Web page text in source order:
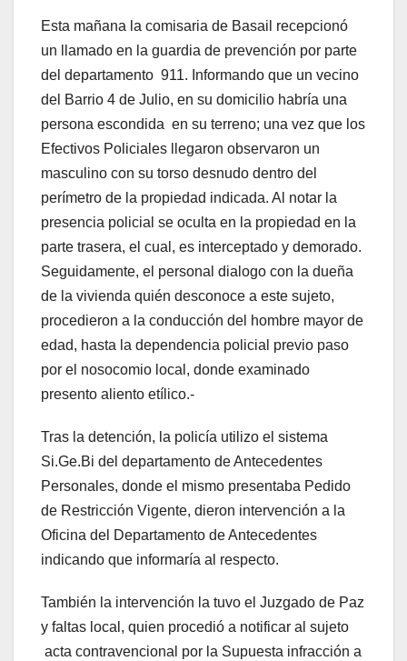
Esta mañana la comisaria de Basail recepcionó
un llamado en la guardia de prevención por parte
del departamento 911. Informando que un vecino
del Barrio 4 de Julio, en su domicilio habría una
persona escondida en su terreno; una vez que los
Efectivos Policiales llegaron observaron un
masculino con su torso desnudo dentro del
perímetro de la propiedad indicada. Al notar la
presencia policial se oculta en la propiedad en la
parte trasera, el cual, es interceptado y demorado.
Seguidamente, el personal dialogo con la dueña
de la vivienda quién desconoce a este sujeto,
procedieron a la conducción del hombre mayor de
edad, hasta la dependencia policial previo paso
por el nosocomio local, donde examinado
presento aliento etílico.-
Tras la detención, la policía utilizo el sistema
Si.Ge.Bi del departamento de Antecedentes
Personales, donde el mismo presentaba Pedido
de Restricción Vigente, dieron intervención a la
Oficina del Departamento de Antecedentes
indicando que informaría al respecto.
También la intervención la tuvo el Juzgado de Paz
y faltas local, quien procedió a notificar al sujeto
acta contravencional por la Supuesta infracción a